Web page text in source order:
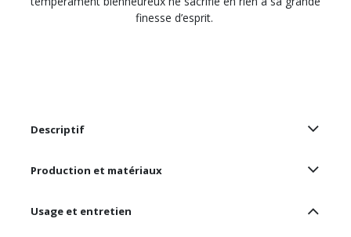
finesse d’esprit.
Descriptif
Production et matériaux
Usage et entretien